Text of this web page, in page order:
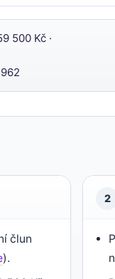
500 Kč ·
člun
).
2